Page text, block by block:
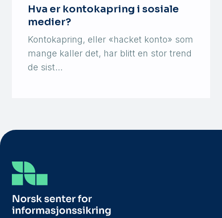
Hva er kontokapring i sosiale
medier?
Kontokapring, eller «hacket konto» som
mange kaller det, har blitt en stor trend
de sist…